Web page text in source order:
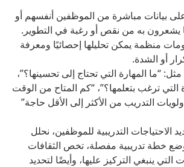
بيانات مباشرة من الموظفين أنفسهم أو
به من نقص أو رغبة في التطوير.
منظمة يمكن تحليلها إحصائيًا ومعرفة
أو الشدة.
“ما المهارة التي تحتاج إلى تحسينها؟”،
التي ترغب بتعلمها؟”، “كم المتاح من الوقت
التدريب من الأكثر إلى الأقل حاجة”
الاحتياجات التدريبية للموظفين، نحلل
خطة تدريبية مفصلة، تخص الثقافات
التي ينبغي التركيز عليها، وأيضًا لتحديد